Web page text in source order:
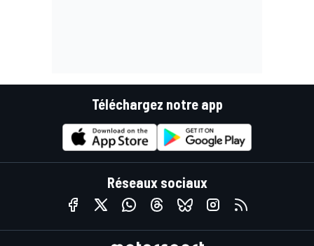
Téléchargez notre app
Réseaux sociaux